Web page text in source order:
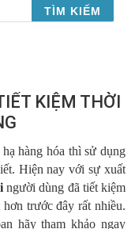
TÌM KIẾM
KIỆM THỜI
hàng hóa thì sử dụng
Hiện nay với sự xuất
người dùng đã tiết kiệm
trước đây rất nhiều.
hãy tham khảo ngay